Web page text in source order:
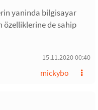
yaninda bilgisayar
özelliklerine de sahip
15.11.2020 00:40
mickybo